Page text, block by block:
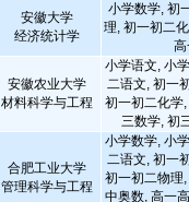
安徽大学
经济统计学
小学数学, 初
理, 初一初二
安徽农业大学
材料科学与工程
小学语文, 小
二语文, 初一
初一初二化学
三数学, 初
合肥工业大学
管理科学与工程
小学数学, 小
二语文, 初一
初一初二物理
中奥数, 高一